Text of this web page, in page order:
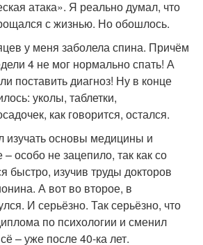
атака». Я реально думал, что
с жизнью. Но обошлось.
у меня заболела спина. Причём
4 не мог нормально спать! А
поставить диагноз! Ну в конце
уколы, таблетки,
как говорится, остался.
изучать основы медицины и
особо не зацепило, так как со
быстро, изучив труды докторов
А вот во второе, в
И серьёзно. Так серьёзно, что
по психологии и сменил
– уже после 40-ка лет.